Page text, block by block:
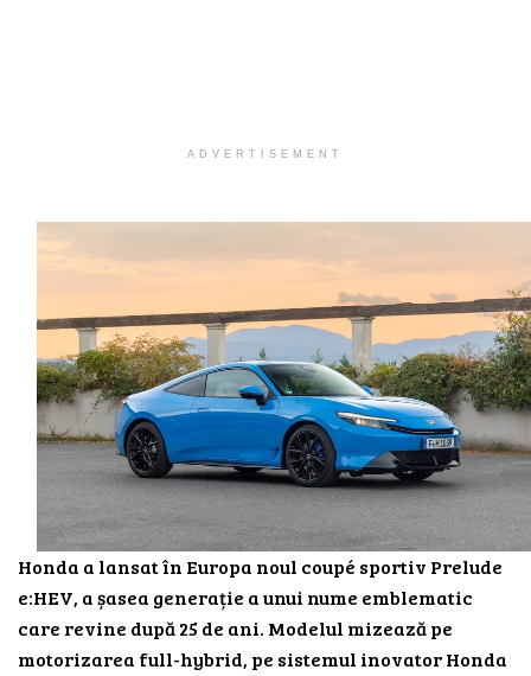
ADVERTISEMENT
Honda a lansat în Europa noul coupé sportiv Prelude
e:HEV, a șasea generație a unui nume emblematic
care revine după 25 de ani. Modelul mizează pe
motorizarea full-hybrid, pe sistemul inovator Honda